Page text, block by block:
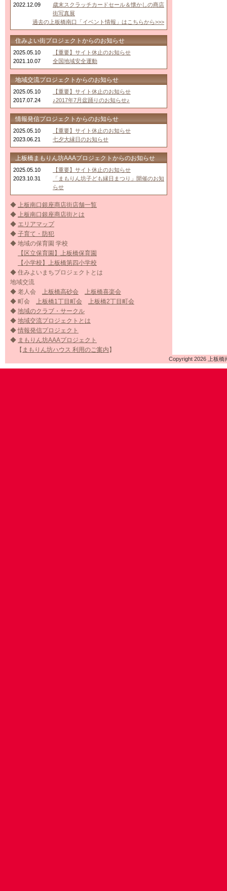
2022.12.09
歳末スクラッチカードセール＆懐かしの商店
街写真展
過去の上板橋南口「イベント情報」はこちらから>>>
住みよい街プロジェクトからのお知らせ
2025.05.10
【重要】サイト休止のお知らせ
2021.10.07
全国地域安全運動
地域交流プロジェクトからのお知らせ
2025.05.10
【重要】サイト休止のお知らせ
2017.07.24
♪2017年7月盆踊りのお知らせ♪
情報発信プロジェクトからのお知らせ
2025.05.10
【重要】サイト休止のお知らせ
2023.06.21
七夕大縁日のお知らせ
上板橋まもりん坊AAAプロジェクトからのお知らせ
2025.05.10
【重要】サイト休止のお知らせ
2023.10.31
「まもりん坊子ども縁日まつり」開催のお知
らせ
◆ 上板南口銀座商店街店舗一覧
◆ 上板南口銀座商店街とは
◆ エリアマップ
◆ 子育て・防犯
◆ 地域の保育園 学校
【区立保育園】上板橋保育園
【小学校】上板橋第四小学校
◆ 住みよいまちプロジェクトとは
地域交流
◆ 老人会 上板橋高砂会
上板橋喜楽会
◆ 町会 上板橋1丁目町会
上板橋2丁目町会
◆ 地域のクラブ・サークル
◆ 地域交流プロジェクトとは
◆ 情報発信プロジェクト
◆ まもりん坊AAAプロジェクト
【 まもりん坊ハウス 利用のご案内 】
Copyright 2026 上板橋